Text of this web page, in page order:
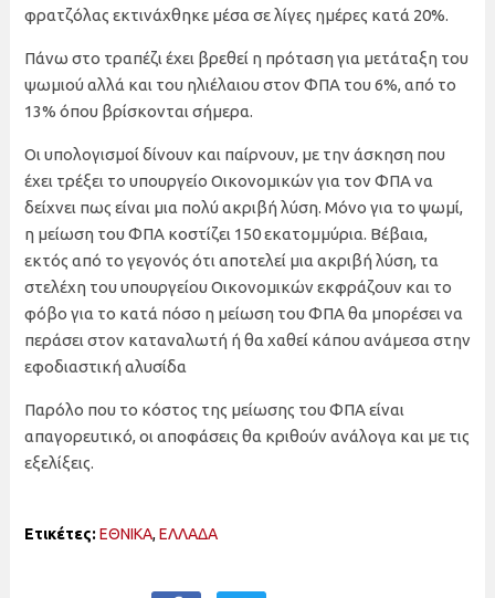
φρατζόλας εκτινάχθηκε μέσα σε λίγες ημέρες κατά 20%.
Πάνω στο τραπέζι έχει βρεθεί η πρόταση για μετάταξη του
ψωμιού αλλά και του ηλιέλαιου στον ΦΠΑ του 6%, από το
13% όπου βρίσκονται σήμερα.
Οι υπολογισμοί δίνουν και παίρνουν, με την άσκηση που
έχει τρέξει το υπουργείο Οικονομικών για τον ΦΠΑ να
δείχνει πως είναι μια πολύ ακριβή λύση. Μόνο για το ψωμί,
η μείωση του ΦΠΑ κοστίζει 150 εκατομμύρια. Βέβαια,
εκτός από το γεγονός ότι αποτελεί μια ακριβή λύση, τα
στελέχη του υπουργείου Οικονομικών εκφράζουν και το
φόβο για το κατά πόσο η μείωση του ΦΠΑ θα μπορέσει να
περάσει στον καταναλωτή ή θα χαθεί κάπου ανάμεσα στην
εφοδιαστική αλυσίδα
Παρόλο που το κόστος της μείωσης του ΦΠΑ είναι
απαγορευτικό, οι αποφάσεις θα κριθούν ανάλογα και με τις
εξελίξεις.
Ετικέτες: ΕΘΝΙΚΑ, ΕΛΛΑΔΑ